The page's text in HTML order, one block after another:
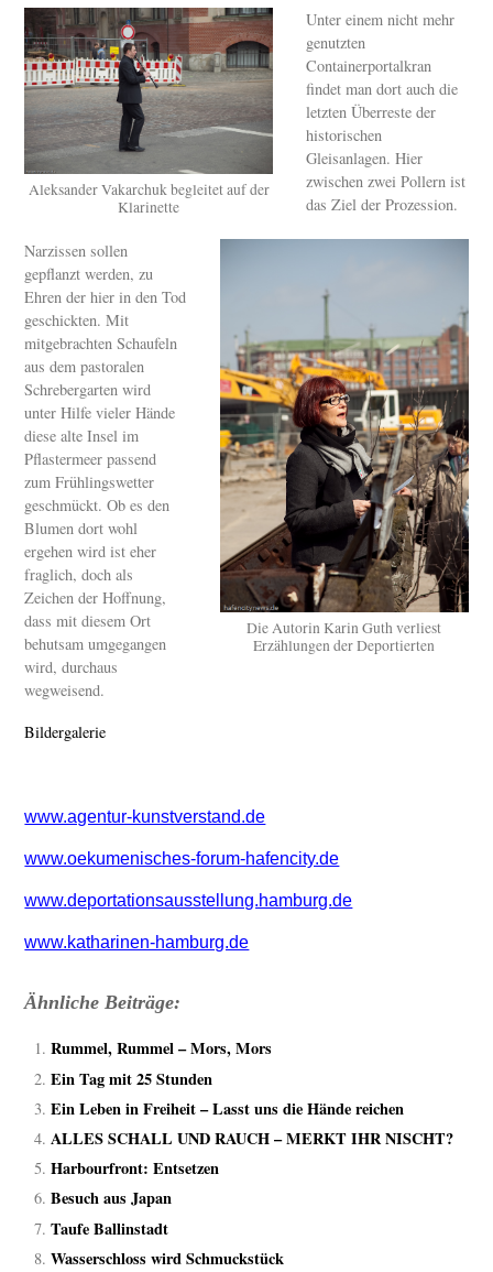
Aleksander Vakarchuk begleitet auf der
Klarinette
Die Autorin Karin Guth verliest
Erzählungen der Deportierten
Unter einem nicht mehr
genutzten
Containerportalkran
findet man dort auch die
letzten Überreste der
historischen
Gleisanlagen. Hier
zwischen zwei Pollern ist
das Ziel der Prozession.
Narzissen sollen
gepflanzt werden, zu
Ehren der hier in den Tod
geschickten. Mit
mitgebrachten Schaufeln
aus dem pastoralen
Schrebergarten wird
unter Hilfe vieler Hände
diese alte Insel im
Pflastermeer passend
zum Frühlingswetter
geschmückt. Ob es den
Blumen dort wohl
ergehen wird ist eher
fraglich, doch als
Zeichen der Hoffnung,
dass mit diesem Ort
behutsam umgegangen
wird, durchaus
wegweisend.
Bildergalerie
www.agentur-kunstverstand.de
www.oekumenisches-forum-hafencity.de
www.deportationsausstellung.hamburg.de
www.katharinen-hamburg.de
Ähnliche Beiträge:
Rummel, Rummel – Mors, Mors
Ein Tag mit 25 Stunden
Ein Leben in Freiheit – Lasst uns die Hände reichen
ALLES SCHALL UND RAUCH – MERKT IHR NISCHT?
Harbourfront: Entsetzen
Besuch aus Japan
Taufe Ballinstadt
Wasserschloss wird Schmuckstück